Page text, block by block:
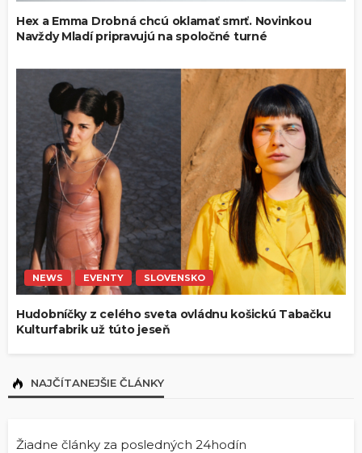
Hex a Emma Drobná chcú oklamať smrť. Novinkou
Navždy Mladí pripravujú na spoločné turné
NEWS EVENTY SLOVENSKO
Hudobníčky z celého sveta ovládnu košickú Tabačku
Kulturfabrik už túto jeseň
NAJČÍTANEJŠIE ČLÁNKY
Žiadne články za posledných 24hodín